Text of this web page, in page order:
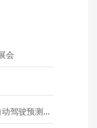
会
测模型挑战赛